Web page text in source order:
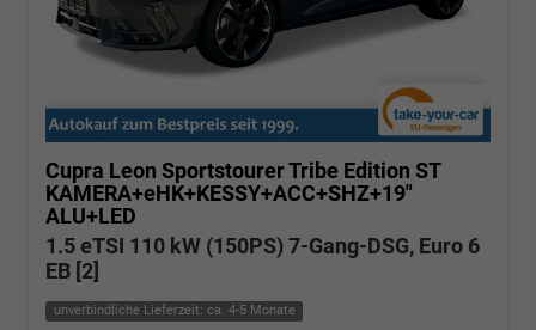
Cupra Leon SportstourerTribe Edition ST
KAMERA+eHK+KESSY+ACC+SHZ+19"
ALU+LED
1.5 eTSI 110 kW (150PS) 7-Gang-DSG, Euro 6
EB [2]
unverbindliche Lieferzeit: ca. 4-5 Monate